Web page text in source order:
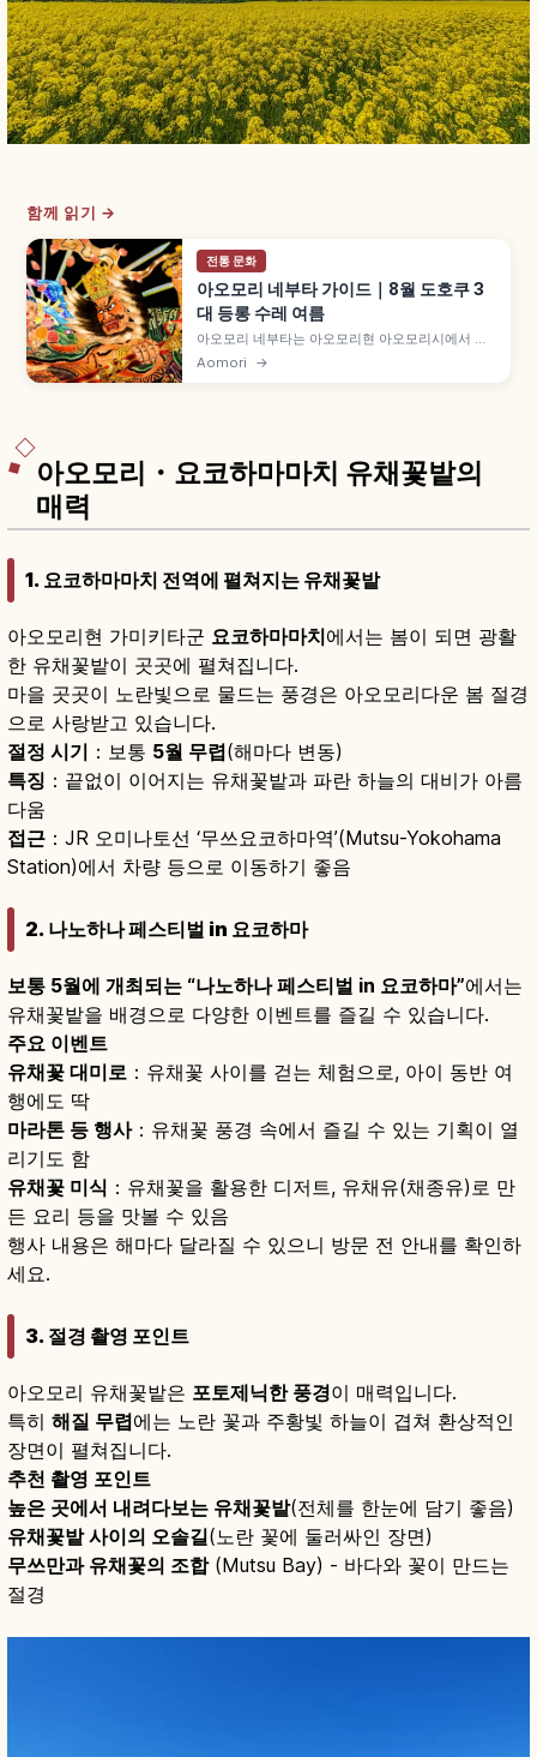
함께 읽기 →
전통 문화
아오모리 네부타 가이드｜8월 도호쿠 3
대 등롱 수레 여름
아오모리 네부타는 아오모리현 아오모리시에서 매
년 8월 2~7일 열리는 도호쿠 3대 축제로, 국가 중요
Aomori →
아오모리・요코하마마치 유채꽃밭의
매력
1. 요코하마마치 전역에 펼쳐지는 유채꽃밭
아오모리현 가미키타군 요코하마마치에서는 봄이 되면 광활
한 유채꽃밭이 곳곳에 펼쳐집니다.
마을 곳곳이 노란빛으로 물드는 풍경은 아오모리다운 봄 절경
으로 사랑받고 있습니다.
절정 시기 ：보통 5월 무렵(해마다 변동)
특징 ：끝없이 이어지는 유채꽃밭과 파란 하늘의 대비가 아름
다움
접근 ：JR 오미나토선 ‘무쓰요코하마역’(Mutsu-Yokohama
Station)에서 차량 등으로 이동하기 좋음
2. 나노하나 페스티벌 in 요코하마
보통 5월에 개최되는 “나노하나 페스티벌 in 요코하마”에서는
유채꽃밭을 배경으로 다양한 이벤트를 즐길 수 있습니다.
주요 이벤트
유채꽃 대미로 ：유채꽃 사이를 걷는 체험으로, 아이 동반 여
행에도 딱
마라톤 등 행사：유채꽃 풍경 속에서 즐길 수 있는 기획이 열
리기도 함
유채꽃 미식 ：유채꽃을 활용한 디저트, 유채유(채종유)로 만
든 요리 등을 맛볼 수 있음
행사 내용은 해마다 달라질 수 있으니 방문 전 안내를 확인하
세요.
3. 절경 촬영 포인트
아오모리 유채꽃밭은 포토제닉한 풍경이 매력입니다.
특히 해질 무렵에는 노란 꽃과 주황빛 하늘이 겹쳐 환상적인
장면이 펼쳐집니다.
추천 촬영 포인트
높은 곳에서 내려다보는 유채꽃밭(전체를 한눈에 담기 좋음)
유채꽃밭 사이의 오솔길(노란 꽃에 둘러싸인 장면)
무쓰만과 유채꽃의 조합(Mutsu Bay) - 바다와 꽃이 만드는
절경